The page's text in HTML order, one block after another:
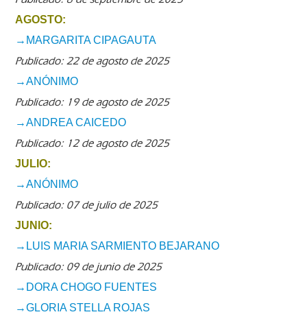
AGOSTO:
→MARGARITA CIPAGAUTA
Publicado: 22 de agosto de 2025
→ANÓNIMO
Publicado: 19 de agosto de 2025
→ANDREA CAICEDO
Publicado: 12 de agosto de 2025
JULIO:
→ANÓNIMO
Publicado: 07 de julio de 2025
JUNIO:
→LUIS MARIA SARMIENTO BEJARANO
Publicado: 09 de junio de 2025
→DORA CHOGO FUENTES
→GLORIA STELLA ROJAS